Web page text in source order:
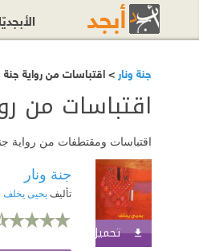
جنة ونار> اقتباسات من رواية جنة
اقتباسات من
اقتباسات ومقتطفات من رواية
تحميل الكتاب اشترك
جنة ونار
تأليفيحيى يخلف